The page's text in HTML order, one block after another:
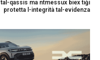
tal-qassis ma ntmessux biex tiġi
protetta l-integrità tal-evidenza